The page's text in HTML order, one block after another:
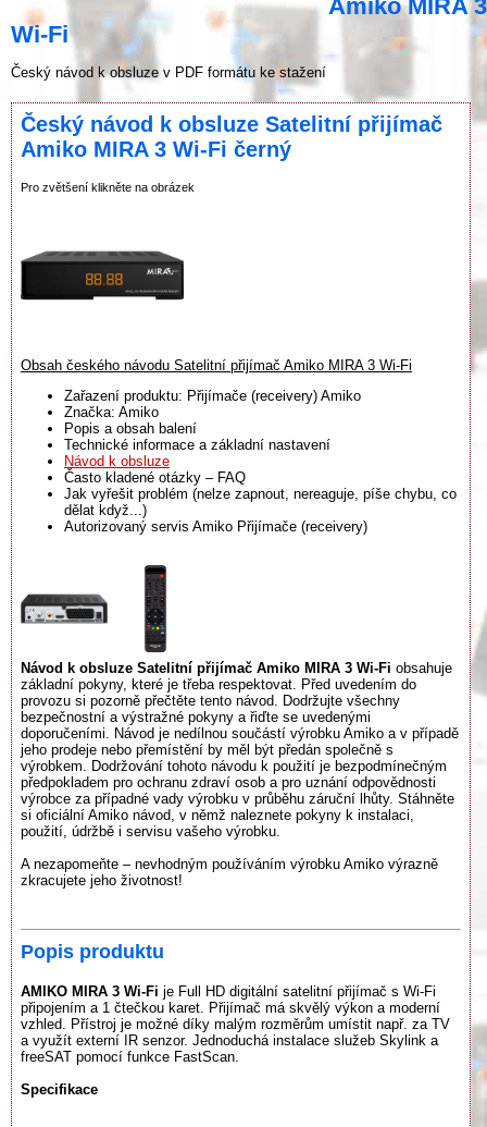
Amiko MIRA 3
Wi-Fi
Český návod k obsluze v PDF formátu ke stažení
Český návod k obsluze Satelitní přijímač
Amiko MIRA 3 Wi-Fi černý
Pro zvětšení klikněte na obrázek
Obsah českého návodu Satelitní přijímač Amiko MIRA 3 Wi-Fi
Zařazení produktu: Přijímače (receivery) Amiko
Značka: Amiko
Popis a obsah balení
Technické informace a základní nastavení
Návod k obsluze
Často kladené otázky – FAQ
Jak vyřešit problém (nelze zapnout, nereaguje, píše chybu, co
dělat když...)
Autorizovaný servis Amiko Přijímače (receivery)
Návod k obsluze Satelitní přijímač Amiko MIRA 3 Wi-Fi obsahuje
základní pokyny, které je třeba respektovat. Před uvedením do
provozu si pozorně přečtěte tento návod. Dodržujte všechny
bezpečnostní a výstražné pokyny a řiďte se uvedenými
doporučeními. Návod je nedílnou součástí výrobku Amiko a v případě
jeho prodeje nebo přemístění by měl být předán společně s
výrobkem. Dodržování tohoto návodu k použití je bezpodmínečným
předpokladem pro ochranu zdraví osob a pro uznání odpovědnosti
výrobce za případné vady výrobku v průběhu záruční lhůty. Stáhněte
si oficiální Amiko návod, v němž naleznete pokyny k instalaci,
použití, údržbě i servisu vašeho výrobku.
A nezapomeňte – nevhodným používáním výrobku Amiko výrazně
zkracujete jeho životnost!
Popis produktu
AMIKO MIRA 3 Wi-Fi je Full HD digitální satelitní přijímač s Wi-Fi
připojením a 1 čtečkou karet. Přijímač má skvělý výkon a moderní
vzhled. Přístroj je možné díky malým rozměrům umístit např. za TV
a využít externí IR senzor. Jednoduchá instalace služeb Skylink a
freeSAT pomocí funkce FastScan.
Specifikace